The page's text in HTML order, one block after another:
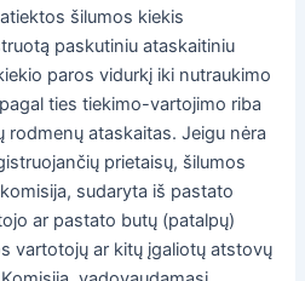
šilumos kiekis
paskutiniu ataskaitiniu
paros vidurkį iki nutraukimo
ties tiekimo-vartojimo riba
rodmenų ataskaitas. Jeigu nėra
prietaisų, šilumos
sudaryta iš pastato
ar pastato butų (patalpų)
vartotojų ar kitų įgaliotų atstovų